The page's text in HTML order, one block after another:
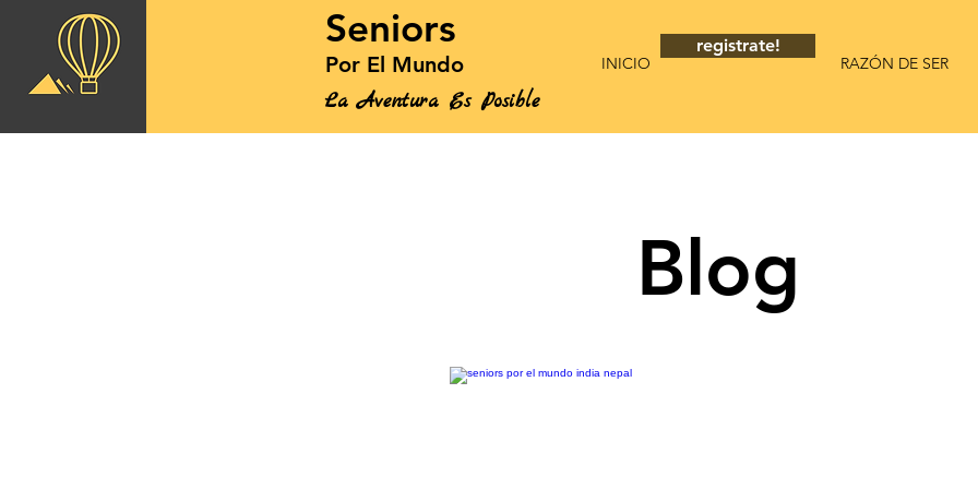
Seniors
Por El Mundo INICIO RAZÓN DE SER
registrate!
La Aventura Es Posible
Blog